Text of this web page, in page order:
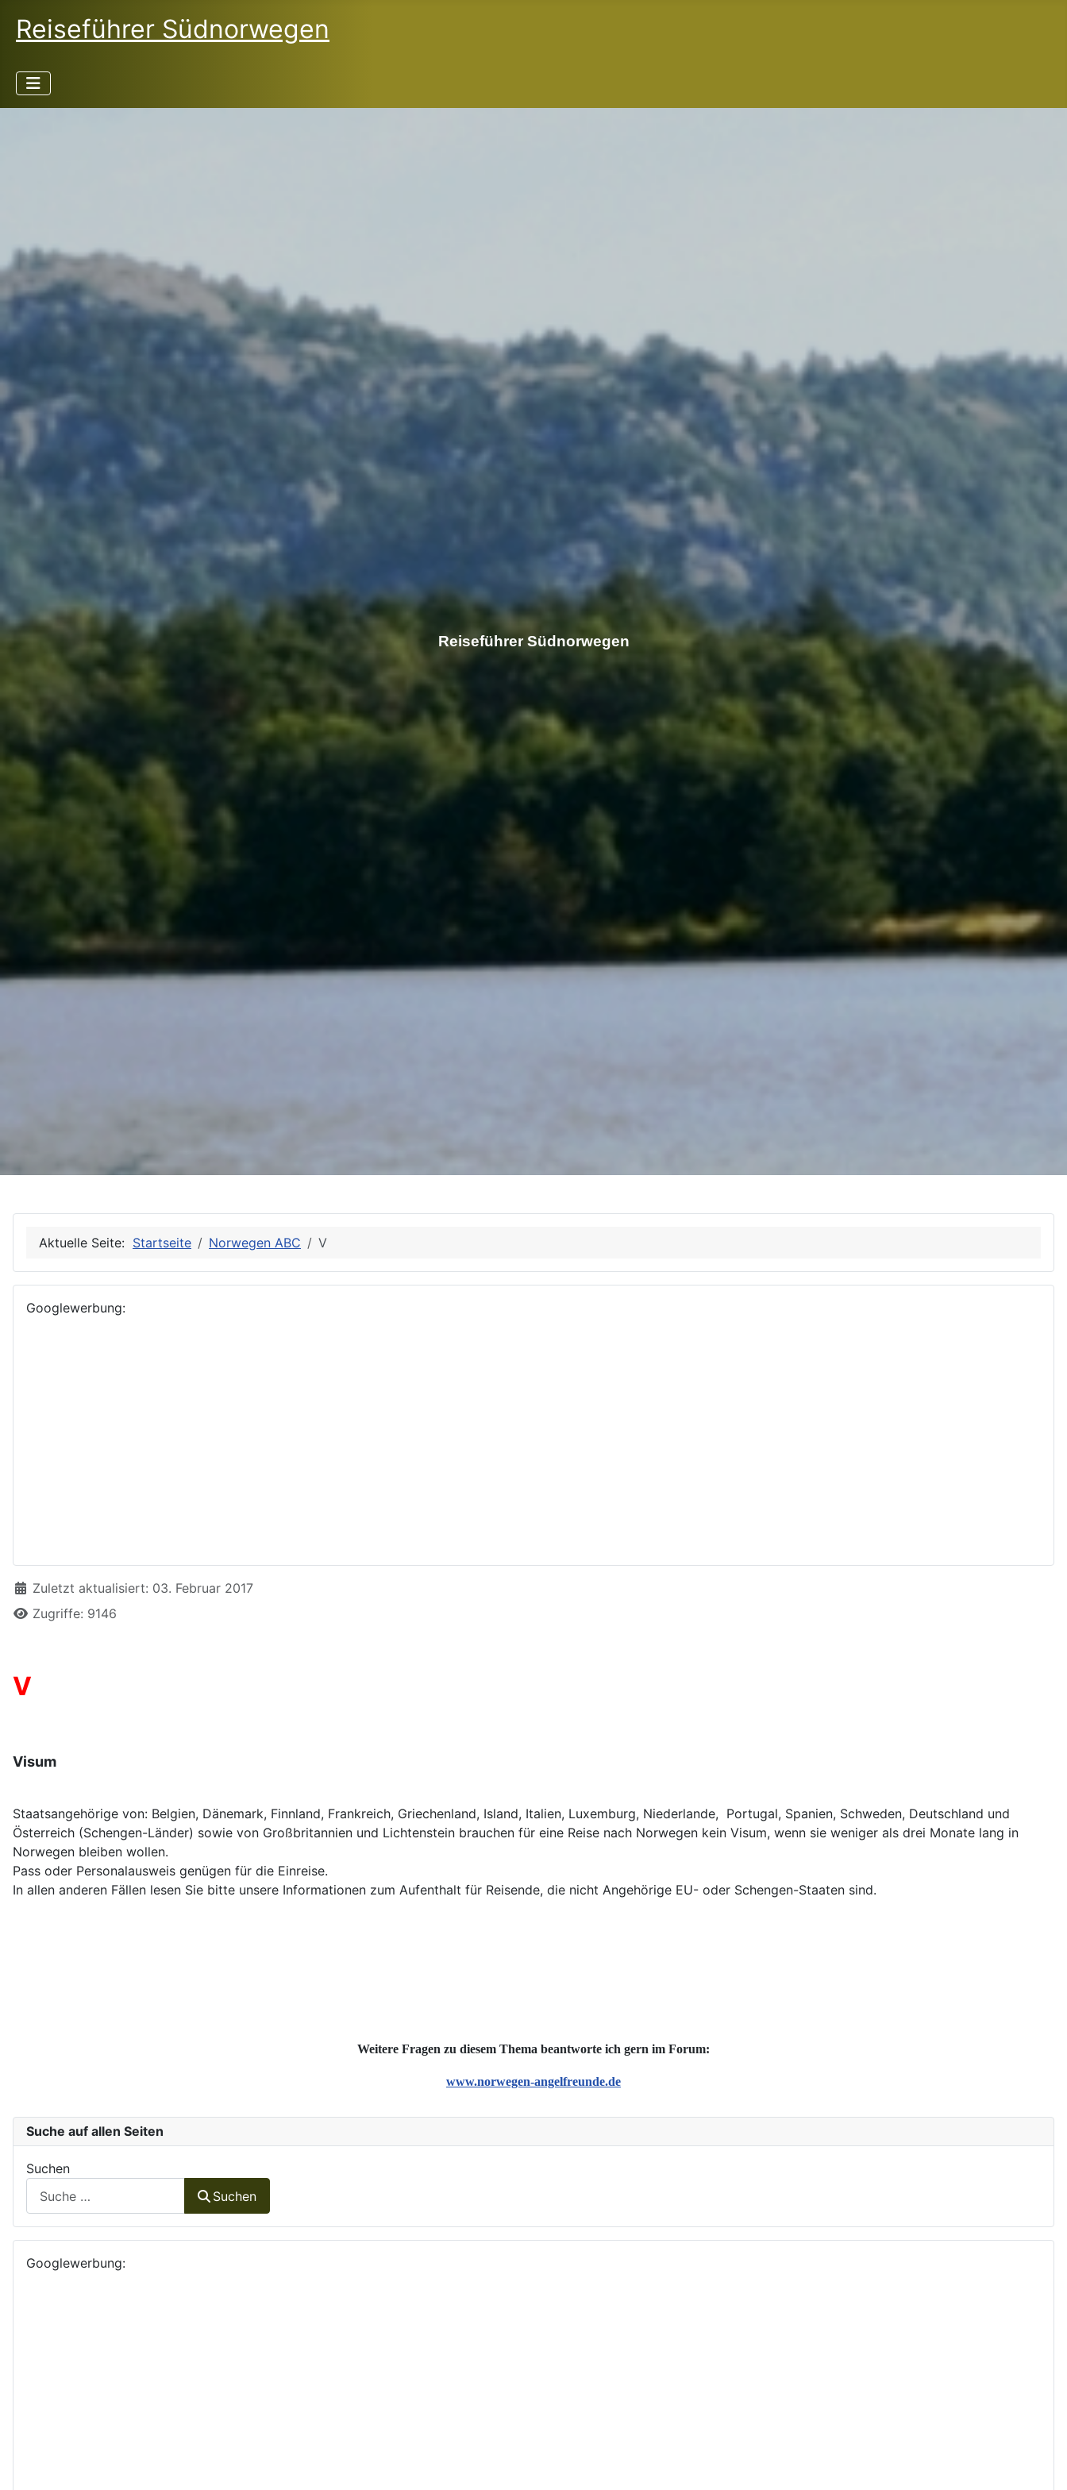
Reiseführer Südnorwegen
Reiseführer Südnorwegen
Aktuelle Seite: Startseite Norwegen ABC V
Googlewerbung:
DetailsZuletzt aktualisiert: 03. Februar 2017
Zugriffe: 9146
V
Visum
Staatsangehörige von: Belgien, Dänemark, Finnland, Frankreich, Griechenland, Island, Italien, Luxemburg, Niederlande, Portugal, Spanien, Schweden, Deutschland und
Österreich (Schengen-Länder) sowie von Großbritannien und Lichtenstein brauchen für eine Reise nach Norwegen kein Visum, wenn sie weniger als drei Monate lang in
Norwegen bleiben wollen.
Pass oder Personalausweis genügen für die Einreise.
In allen anderen Fällen lesen Sie bitte unsere Informationen zum Aufenthalt für Reisende, die nicht Angehörige EU- oder Schengen-Staaten sind.
Weitere Fragen zu diesem Thema beantworte ich gern im Forum:
www.norwegen-angelfreunde.de
Suche auf allen Seiten
Suchen
Suchen
Googlewerbung: